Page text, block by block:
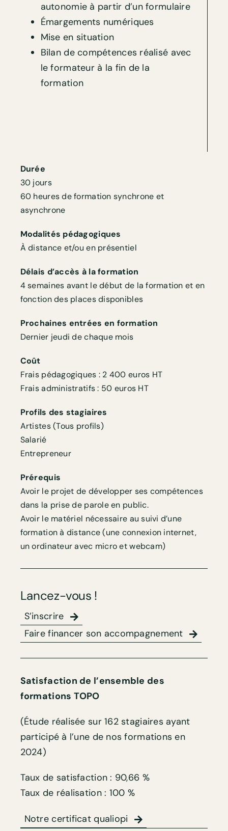
autonomie à partir d’un formulaire
Émargements numériques
Mise en situation
Bilan de compétences réalisé avec
le formateur à la fin de la
formation
Durée
30 jours
60 heures de formation synchrone et
asynchrone
Modalités pédagogiques
À distance et/ou en présentiel
Délais d’accès à la formation
4 semaines avant le début de la formation et en
fonction des places disponibles
Prochaines entrées en formation
Dernier jeudi de chaque mois
Coût
Frais pédagogiques : 2 400 euros HT
Frais administratifs : 50 euros HT
Profils des stagiaires
Artistes (Tous profils)
Salarié
Entrepreneur
Prérequis
Avoir le projet de développer ses compétences
dans la prise de parole en public.
Avoir le matériel nécessaire au suivi d’une
formation à distance (une connexion internet,
un ordinateur avec micro et webcam)
Lancez-vous !
S’inscrire
Faire financer son accompagnement
Satisfaction de l’ensemble des
formations TOPO
(Étude réalisée sur 162 stagiaires ayant
participé à l’une de nos formations en
2024)
Taux de satisfaction : 90,66 %
Taux de réalisation : 100 %
Notre certificat qualiopi